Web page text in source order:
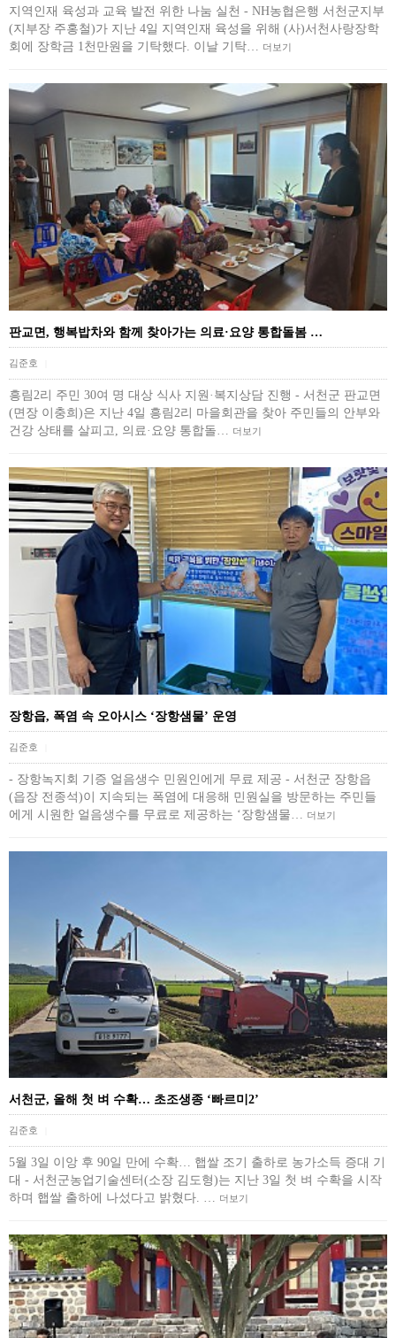
지역인재 육성과 교육 발전 위한 나눔 실천 - NH농협은행 서천군지부
(지부장 주홍철)가 지난 4일 지역인재 육성을 위해 (사)서천사랑장학
회에 장학금 1천만원을 기탁했다. 이날 기탁… 더보기
판교면, 행복밥차와 함께 찾아가는 의료·요양 통합돌봄 …
김준호
흥림2리 주민 30여 명 대상 식사 지원·복지상담 진행 - 서천군 판교면
(면장 이충희)은 지난 4일 흥림2리 마을회관을 찾아 주민들의 안부와
건강 상태를 살피고, 의료·요양 통합돌…
더보기
장항읍, 폭염 속 오아시스 ‘장항샘물’ 운영
김준호
- 장항녹지회 기증 얼음생수 민원인에게 무료 제공 - 서천군 장항읍
(읍장 전종석)이 지속되는 폭염에 대응해 민원실을 방문하는 주민들
에게 시원한 얼음생수를 무료로 제공하는 ‘장항샘물…
더보기
서천군, 올해 첫 벼 수확… 초조생종 ‘빠르미2’
김준호
5월 3일 이앙 후 90일 만에 수확… 햅쌀 조기 출하로 농가소득 증대 기
대 - 서천군농업기술센터(소장 김도형)는 지난 3일 첫 벼 수확을 시작
하며 햅쌀 출하에 나섰다고 밝혔다. … 더보기